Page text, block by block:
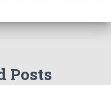
Posts